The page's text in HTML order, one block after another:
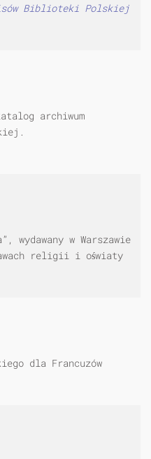
Biblioteki Polskiej
archiwum
wydawany w Warszawie
religii i oświaty
dla Francuzów